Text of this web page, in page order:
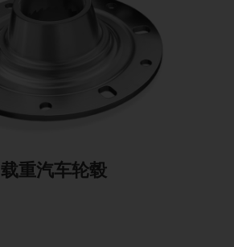
载重汽车轮毂